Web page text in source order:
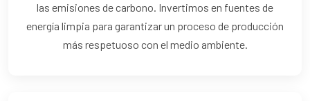
las emisiones de carbono. Invertimos en fuentes de
energía limpia para garantizar un proceso de producción
más respetuoso con el medio ambiente.